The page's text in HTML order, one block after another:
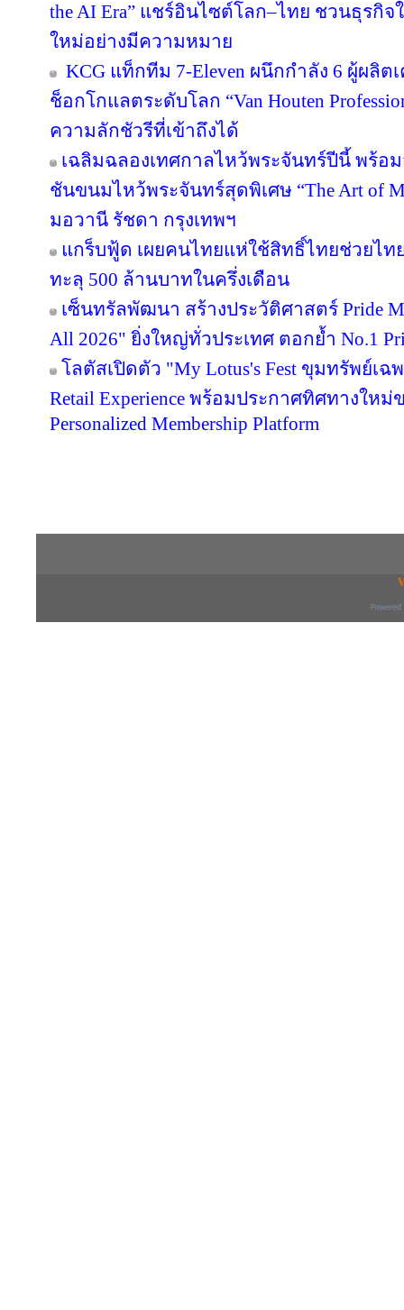
the AI Era” แชร์อินไซต์โลก–ไทย ชวนธุรกิจ
ใหม่อย่างมีความหมาย
KCG แท็กทีม 7-Eleven ผนึกกำลัง 6 ผู้ผลิ
ช็อกโกแลตระดับโลก “Van Houten
ความลักชัวรีที่เข้าถึงได้
เฉลิมฉลองเทศกาลไหว้พระจันทร์ปีนี้ พร้อ
ชันขนมไหว้พระจันทร์สุดพิเศษ “The Art of
มอวานี รัชดา กรุงเทพฯ
แกร็บฟู้ด เผยคนไทยแห่ใช้สิทธิ์ไทยช่วยไท
ทะลุ 500 ล้านบาทในครึ่งเดือน
เซ็นทรัลพัฒนา สร้างประวัติศาสตร์ Pride
All 2026" ยิ่งใหญ่ทั่วประเทศ ตอกย้ำ No.1
โลตัสเปิดตัว "My Lotus's Fest ขุมทรัพย์เ
Retail Experience พร้อมประกาศทิศทางใหม่
Personalized Membership Platform